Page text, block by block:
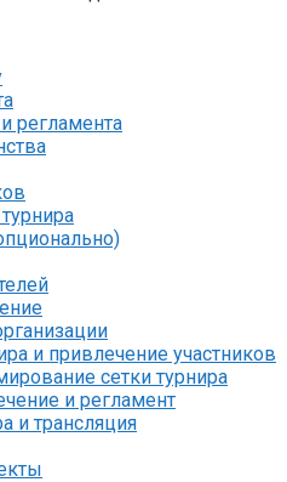
регламента
и привлечение участников
сетки турнира
и регламент
и трансляция